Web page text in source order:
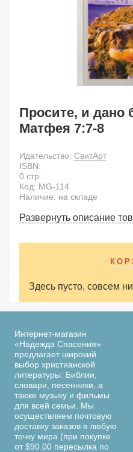
Просите, и дано
Матфея 7:7-8
Идательство: СвитАрт
ISBN:
0 стр.
Код: MG-114
Наличие: на складе
Развернуть описание
Здесь пусто, совсем
Интернет-магазин
«Надежда Спасения»
предлагает широкий
выбор христианской
литературы: Библии,
словари, песенники, а
также музыку и фильмы
для всей семьи. Мы
осуществляем почтовую
доставку заказов в любую
точку мира (при покупке
от $90.00 пересылка по